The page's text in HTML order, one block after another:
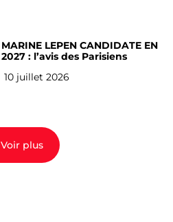
MARINE LEPEN CANDIDATE EN
2027 : l’avis des Parisiens
10 juillet 2026
Voir plus